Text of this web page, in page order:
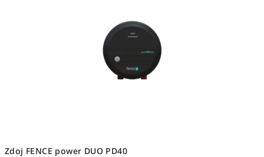
Zdoj FENCE power DUO PD40